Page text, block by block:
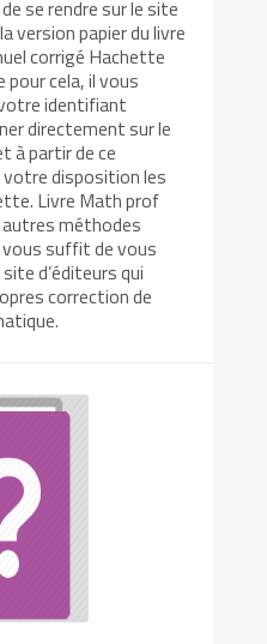
se rendre sur le site
version papier du livre
corrigé Hachette
pour cela, il vous
identifiant
directement sur le
à partir de ce
disposition les
Livre Math prof
méthodes
suffit de vous
d’éditeurs qui
correction de